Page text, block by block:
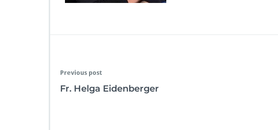
Previous post
Fr. Helga Eidenberger